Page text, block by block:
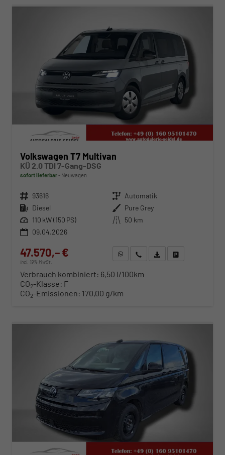
Volkswagen T7 Multivan
KÜ 2.0 TDI 7-Gang-DSG
sofort lieferbar Neuwagen
Fahrzeugnr. 93616 Getriebe Automatik
Kraftstoff Diesel Außenfarbe Pure Grey
Leistung 110 kW (150 PS) Kilometerstand 50 km
09.04.2026
47.570,– €
incl. 19% MwSt.
WhatsApp anfragen
Wir rufen Sie anFahrzeugexposé (PDF)
Verbrauch kombiniert: 6,50 l/100km
CO2-Klasse: F
CO2-Emissionen: 170,00 g/km